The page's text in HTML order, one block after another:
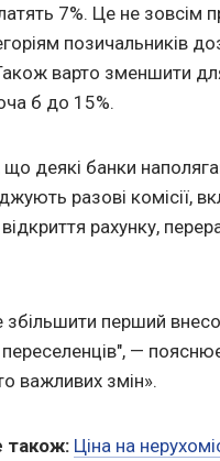
7%. Це не
позичальників
варто зменшити
б до 15%.
що деякі банки
разові комісії,
відкриття рахунку,
перший
переселенців", —
важливих змін».
також: Ціна на